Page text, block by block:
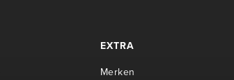
EXTRA
Merken